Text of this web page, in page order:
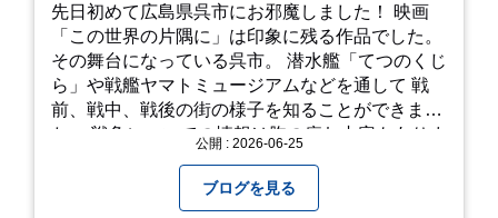
先日初めて広島県呉市にお邪魔しました！ 映画
「この世界の片隅に」は印象に残る作品でした。
その舞台になっている呉市。 潜水艦「てつのくじ
ら」や戦艦ヤマトミュージアムなどを通して 戦
前、戦中、戦後の街の様子を知ることができまし
た。 戦争についての情報は胸の痛む内容もありま
て本当に良かったです！ そして美味しい物もたく
さん。 写真は地元のスーパーで買った自分へのお
公開 : 2026-06-25
ブログを見る